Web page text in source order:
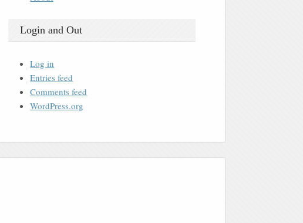
Login and Out
Log in
Entries feed
Comments feed
WordPress.org